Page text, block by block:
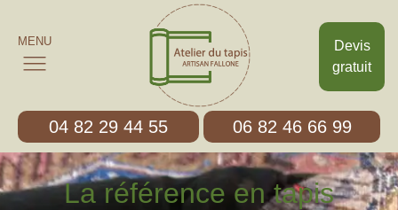
Devis
gratuit
MENU
04 82 29 44 55 06 82 46 66 99
La référence en tapis